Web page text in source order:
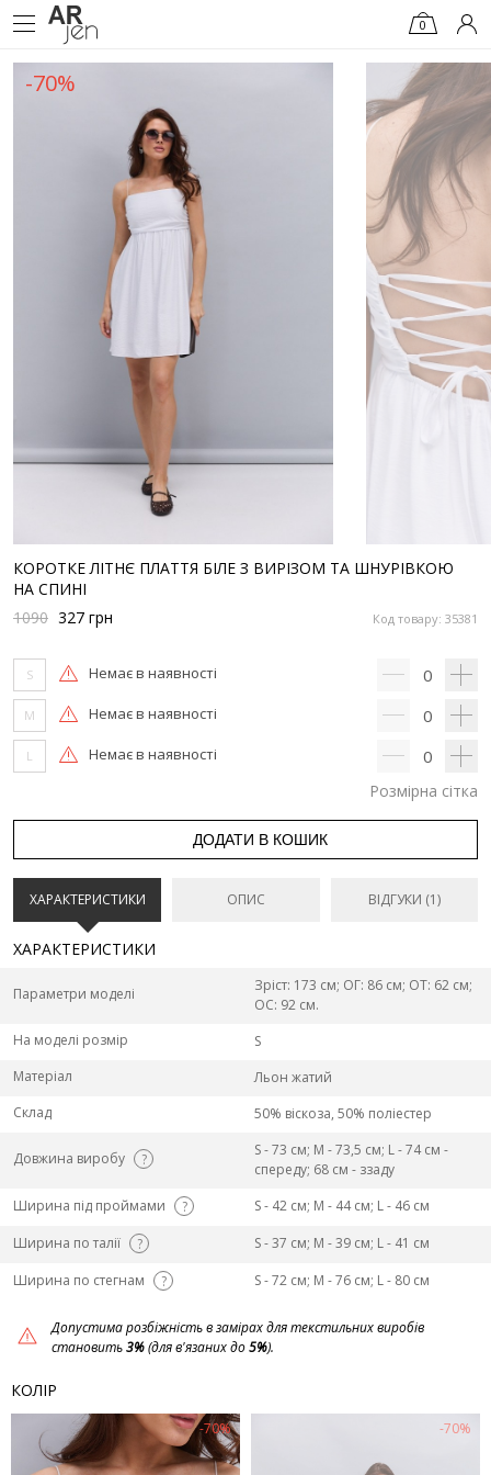
0
-70%
КОРОТКЕ ЛІТНЄ ПЛАТТЯ БІЛЕ З ВИРІЗОМ ТА ШНУРІВКОЮ
НА СПИНІ
Код товару: 35381
1090 327 грн
S Немає в наявності 0
M Немає в наявності 0
L Немає в наявності 0
Розмірна сітка
ДОДАТИ В КОШИК
ХАРАКТЕРИСТИКИ ОПИС ВІДГУКИ (1)
ХАРАКТЕРИСТИКИ
Параметри моделі
Зріст: 173 см; ОГ: 86 см; ОТ: 62 см;
ОС: 92 см.
На моделі розмір
S
Матеріал
Льон жатий
Склад
50% віскоза, 50% поліестер
Довжина виробу ?
S - 73 см; M - 73,5 см; L - 74 см -
спереду; 68 см - ззаду
Ширина під проймами
?
S - 42 см; M - 44 см; L - 46 см
Ширина по талії
?
S - 37 см; M - 39 см; L - 41 см
Ширина по стегнам
? S - 72 см; M - 76 см; L - 80 см
Допустима розбіжність в замірах для текстильних виробів
становить3%(для в'язаних до5%).
КОЛІР
-70% -70%